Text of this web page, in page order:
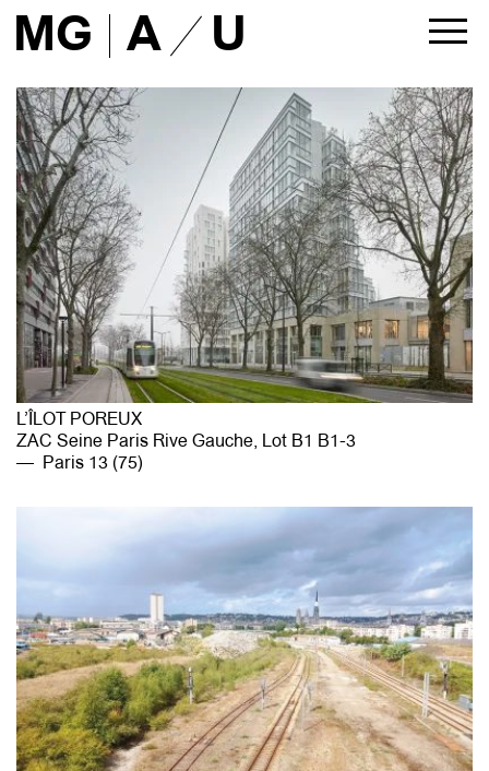
MG A U
PROJETS
tous
architecture
urbanisme
liste
AGENCE
présentation
approche
équipe
partenaires
maîtres d’ouvrage
CONTACT
L’ÎLOT POREUX
ZAC Seine Paris Rive Gauche, Lot B1 B1-3
Paris 13 (75)